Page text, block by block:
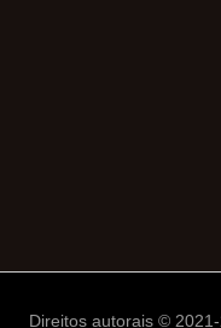
Direitos autorais ©